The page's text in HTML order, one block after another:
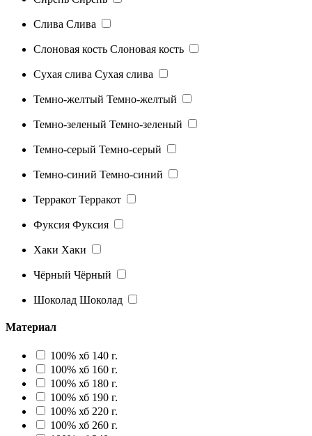
Слива Слива
Слоновая кость Слоновая кость
Сухая слива Сухая слива
Темно-желтый Темно-желтый
Темно-зеленый Темно-зеленый
Темно-серый Темно-серый
Темно-синий Темно-синий
Терракот Терракот
Фуксия Фуксия
Хаки Хаки
Чёрный Чёрный
Шоколад Шоколад
Материал
100% хб 140 г.
100% хб 160 г.
100% хб 180 г.
100% хб 190 г.
100% хб 220 г.
100% хб 260 г.